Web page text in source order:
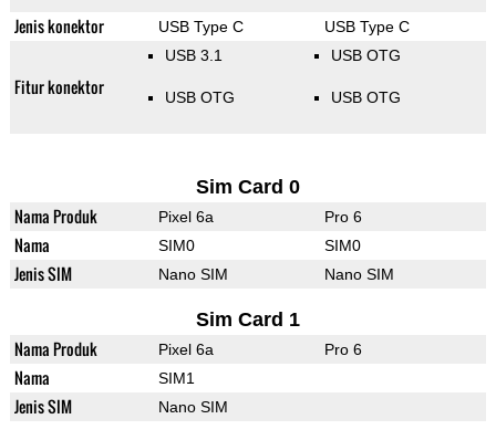
Jenis konektor USB Type C USB Type C
Fitur konektor
USB 3.1
USB OTG
USB OTG
USB OTG
Sim Card 0
Nama Produk Pixel 6a Pro 6
Nama SIM0 SIM0
Jenis SIM Nano SIM Nano SIM
Sim Card 1
Nama Produk Pixel 6a Pro 6
Nama SIM1
Jenis SIM Nano SIM